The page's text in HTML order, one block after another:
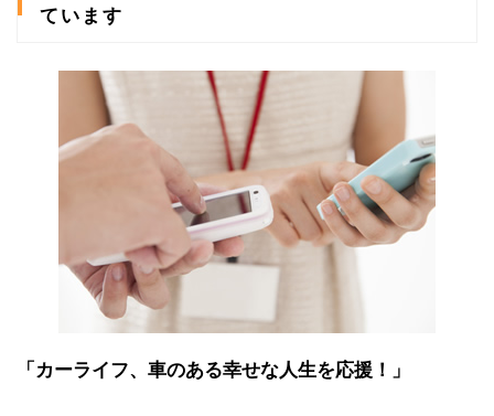
ています
「カーライフ、車のある幸せな人生を応援！」